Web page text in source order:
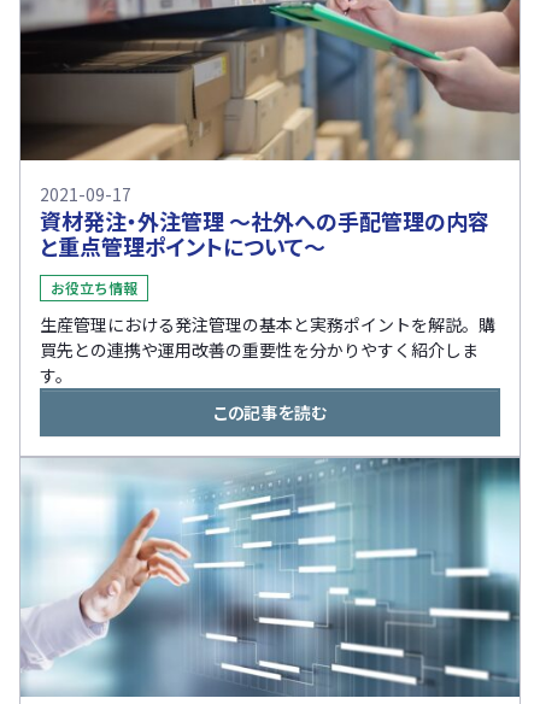
2021-09-17
資材発注・外注管理 ～社外への手配管理の内容
と重点管理ポイントについて～
お役立ち情報
生産管理における発注管理の基本と実務ポイントを解説。購
買先との連携や運用改善の重要性を分かりやすく紹介しま
す。
この記事を読む